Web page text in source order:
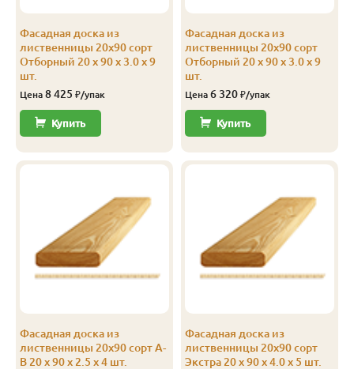
Фасадная доска из
лиственницы 20х90 сорт
Отборный 20 x 90 x 3.0 x 9
шт.
Цена 8 425 ₽/упак
Купить
Фасадная доска из
лиственницы 20х90 сорт А-
В 20 x 90 x 2.5 x 4 шт.
Фасадная доска из
лиственницы 20х90 сорт
Отборный 20 x 90 x 3.0 x 9
шт.
Цена 6 320 ₽/упак
Купить
Фасадная доска из
лиственницы 20х90 сорт
Экстра 20 x 90 x 4.0 x 5 шт.